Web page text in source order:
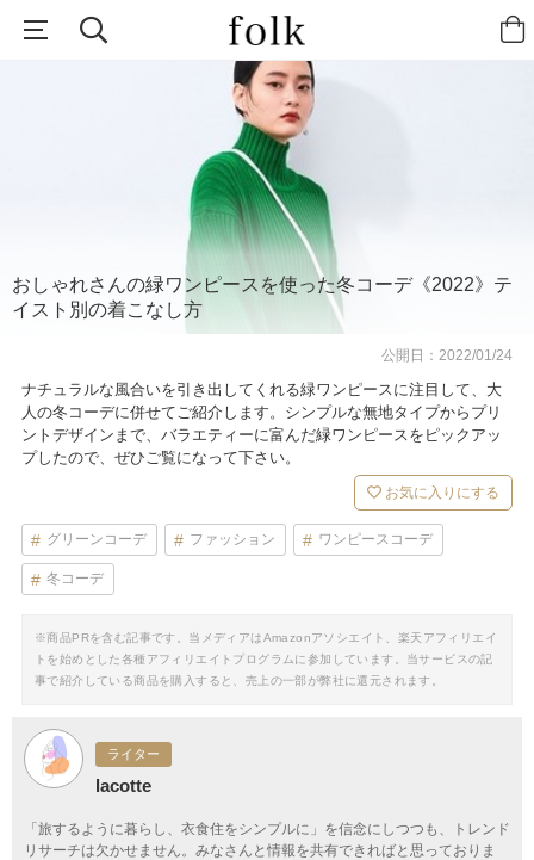
おしゃれさんの緑ワンピースを使った冬コーデ《2022》テ
イスト別の着こなし方
公開日：2022/01/24
ナチュラルな風合いを引き出してくれる緑ワンピースに注目して、大
人の冬コーデに併せてご紹介します。シンプルな無地タイプからプリ
ントデザインまで、バラエティーに富んだ緑ワンピースをピックアッ
プしたので、ぜひご覧になって下さい。
お気に入りにする
グリーンコーデ ファッション ワンピースコーデ
冬コーデ
※商品PRを含む記事です。当メディアはAmazonアソシエイト、楽天アフィリエイ
トを始めとした各種アフィリエイトプログラムに参加しています。当サービスの記
事で紹介している商品を購入すると、売上の一部が弊社に還元されます。
ライター
lacotte
「旅するように暮らし、衣食住をシンプルに」を信念にしつつも、トレンド
リサーチは欠かせません。みなさんと情報を共有できればと思っておりま